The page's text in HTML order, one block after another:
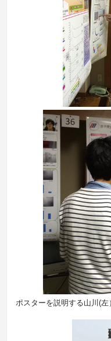
ポスターを説明する山川(